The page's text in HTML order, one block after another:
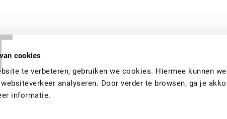
cookies
te verbeteren, gebruiken we cookies. Hiermee kunnen
analyseren. Door verder te browsen, ga je
informatie.
in beeld